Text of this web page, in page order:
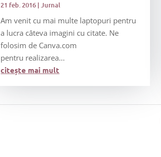
21 feb. 2016 |Jurnal
Am venit cu mai multe laptopuri pentru
a lucra câteva imagini cu citate. Ne
folosim de Canva.com
pentru realizarea...
citește mai mult